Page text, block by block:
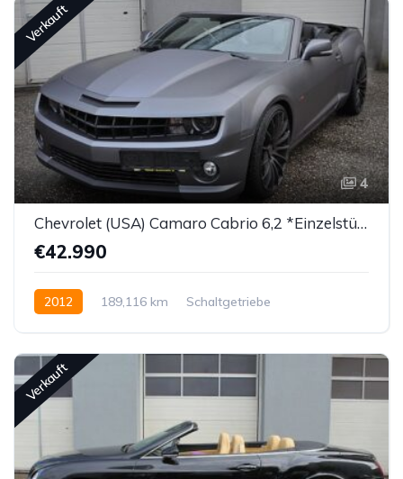
Verkauft
4
Chevrolet (USA) Camaro Cabrio 6,2 *Einzelstück!*
€42.990
2012 189,116 km
Schaltgetriebe
Verkauft